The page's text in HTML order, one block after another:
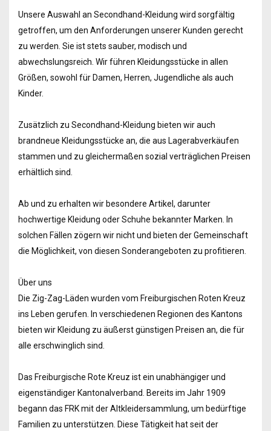
Unsere Auswahl an Secondhand-Kleidung wird sorgfältig
getroffen, um den Anforderungen unserer Kunden gerecht
zu werden. Sie ist stets sauber, modisch und
abwechslungsreich. Wir führen Kleidungsstücke in allen
Größen, sowohl für Damen, Herren, Jugendliche als auch
Kinder.
Zusätzlich zu Secondhand-Kleidung bieten wir auch
brandneue Kleidungsstücke an, die aus Lagerabverkäufen
stammen und zu gleichermaßen sozial verträglichen Preisen
erhältlich sind.
Ab und zu erhalten wir besondere Artikel, darunter
hochwertige Kleidung oder Schuhe bekannter Marken. In
solchen Fällen zögern wir nicht und bieten der Gemeinschaft
die Möglichkeit, von diesen Sonderangeboten zu profitieren.
Über uns
Die Zig-Zag-Läden wurden vom Freiburgischen Roten Kreuz
ins Leben gerufen. In verschiedenen Regionen des Kantons
bieten wir Kleidung zu äußerst günstigen Preisen an, die für
alle erschwinglich sind.
Das Freiburgische Rote Kreuz ist ein unabhängiger und
eigenständiger Kantonalverband. Bereits im Jahr 1909
begann das FRK mit der Altkleidersammlung, um bedürftige
Familien zu unterstützen. Diese Tätigkeit hat seit der